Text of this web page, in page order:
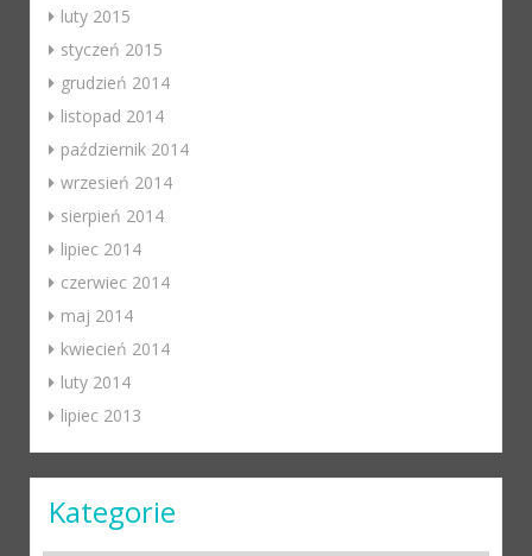
luty 2015
styczeń 2015
grudzień 2014
listopad 2014
październik 2014
wrzesień 2014
sierpień 2014
lipiec 2014
czerwiec 2014
maj 2014
kwiecień 2014
luty 2014
lipiec 2013
Kategorie